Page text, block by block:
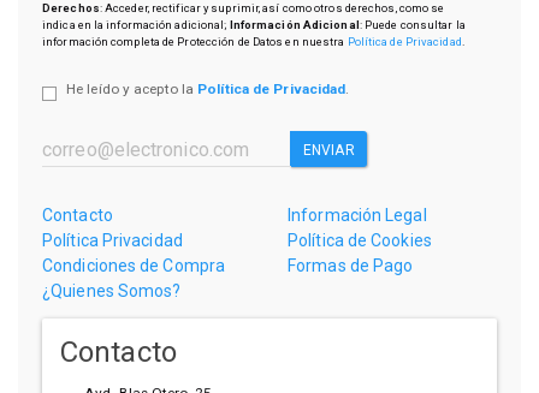
Derechos: Acceder, rectificar y suprimir, así como otros derechos, como se
indica en la información adicional; Información Adicional: Puede consultar la
información completa de Protección de Datos en nuestra Política de Privacidad
He leído y acepto la Política de Privacidad.
ENVIAR
Contacto
Información Legal
Política Privacidad
Política de Cookies
Condiciones de Compra
Formas de Pago
¿Quienes Somos?
Contacto